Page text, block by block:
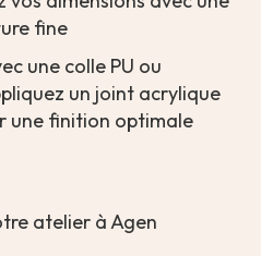
fine
une colle PU ou
un joint acrylique
une finition optimale
atelier à Agen